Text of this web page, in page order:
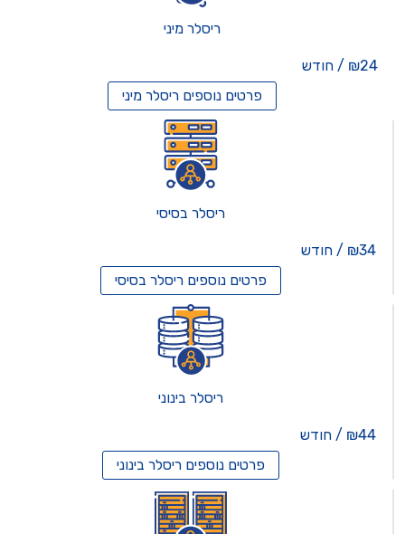
ריסלר מיני
₪24 / חודש
פרטים נוספיםריסלר מיני
ריסלר בסיסי
₪34 / חודש
פרטים נוספיםריסלר בסיסי
ריסלר בינוני
₪44 / חודש
פרטים נוספיםריסלר בינוני